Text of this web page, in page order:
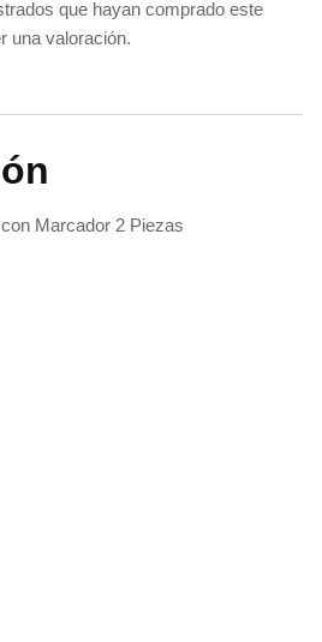
que hayan comprado este
una valoración.
Marcador 2 Piezas